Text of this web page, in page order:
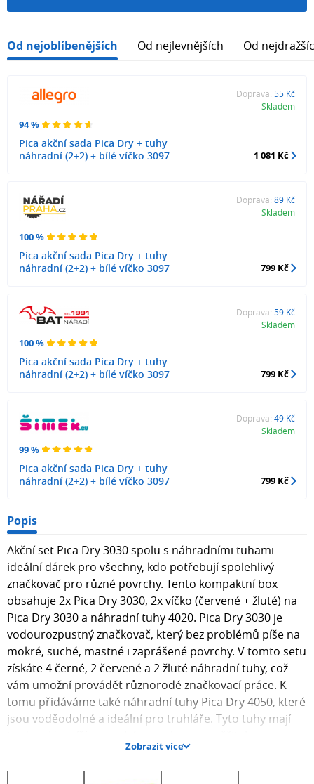
Od nejoblíbenějších Od nejlevnějších Od
94 %
Pica akční sada Pica Dry + tuhy
náhradní (2+2) + bílé víčko 3097
Doprava: 55 Kč
Skladem
1 081 Kč
100 %
Pica akční sada Pica Dry + tuhy
náhradní (2+2) + bílé víčko 3097
Doprava: 89 Kč
Skladem
799 Kč
100 %
Pica akční sada Pica Dry + tuhy
náhradní (2+2) + bílé víčko 3097
Doprava: 59 Kč
Skladem
799 Kč
99 %
Pica akční sada Pica Dry + tuhy
náhradní (2+2) + bílé víčko 3097
Doprava: 49 Kč
Skladem
799 Kč
Popis
Akční set Pica Dry 3030 spolu s náhradními tuhami -
ideální dárek pro všechny, kdo potřebují spolehlivý
značkovač pro různé povrchy. Tento kompaktní box
obsahuje 2x Pica Dry 3030, 2x víčko (červené + žluté) na
Pica Dry 3030 a náhradní tuhy 4020. Pica Dry 3030 je
vodourozpustný značkovač, který bez problémů píše na
mokré, suché, mastné i zaprášené povrchy. V tomto setu
získáte 4 černé, 2 červené a 2 žluté náhradní tuhy, což
vám umožní provádět různorodé značkovací práce. K
tomu přidáváme také náhradní tuhy Pica Dry 4050, které
jsou voděodolné a ideální pro truhláře. Tyto tuhy mají
přesností. V tomto setu získáte 10 černých náhradních
tuh, což vám zajistí dlouhou dobu nepřetržitého
Zobrazit více